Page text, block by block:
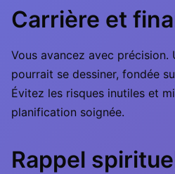
Carrière et
Vous avancez avec précision.
pourrait se dessiner, fondée
Évitez les risques inutiles et
planification soignée.
Rappel